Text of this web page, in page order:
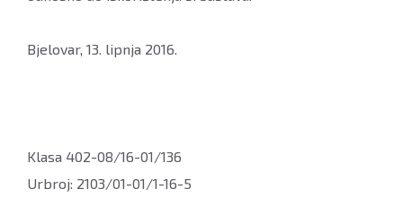
Bjelovar, 13. lipnja 2016.
Klasa 402-08/16-01/136
Urbroj: 2103/01-01/1-16-5